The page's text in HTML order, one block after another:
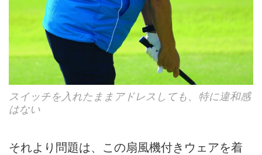
スイッチを入れたままアドレスしても、特に違和感
はない
それより問題は、この扇風機付きウェアを着